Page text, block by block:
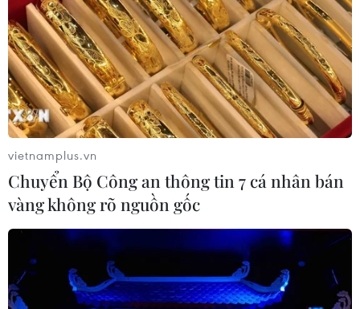
TIN CÙNG CHUYÊN MỤC
Xuất khẩu dệt may 7 tháng đạt trên
27 tỷ USD, duy trì đà tăng trưởng
09/08/2026 08:25
vietnamplus.vn
Chuyển Bộ Công an thông tin 7 cá nhân bán
vàng không rõ nguồn gốc